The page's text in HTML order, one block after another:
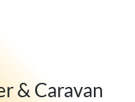
& Caravan